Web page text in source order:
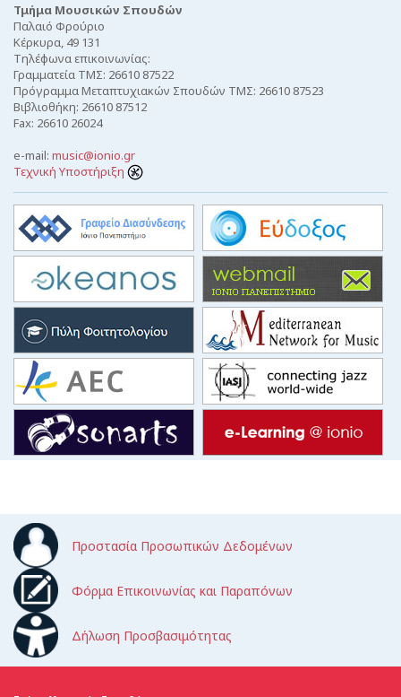
Τμήμα Μουσικών Σπουδών
Παλαιό Φρούριο
Κέρκυρα, 49 131
Τηλέφωνα επικοινωνίας:
Γραμματεία ΤΜΣ: 26610 87522
Πρόγραμμα Μεταπτυχιακών Σπουδών ΤΜΣ: 26610 87523
Βιβλιοθήκη: 26610 87512
Fax: 26610 26024
e-mail: music@ionio.gr
Τεχνική Υποστήριξη
Προστασία Προσωπικών Δεδομένων
Φόρμα Επικοινωνίας και Παραπόνων
Δήλωση Προσβασιμότητας